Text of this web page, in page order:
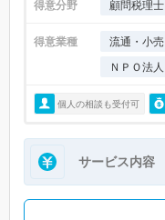
得意分野 顧問税理士
得意業種 流通・小売
ＮＰＯ法人
個人の相談も受付可
サービス内容